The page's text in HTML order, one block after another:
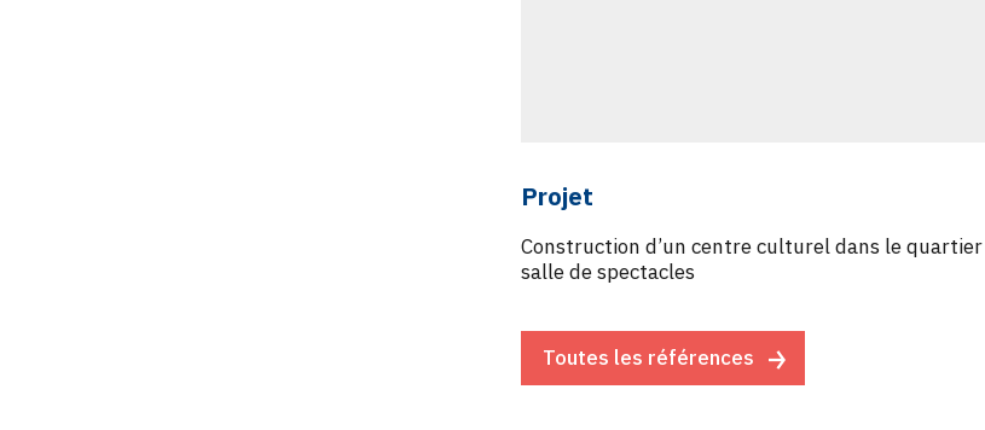
Projet
Construction d’un centre culturel dans le
salle de spectacles
Toutes les références